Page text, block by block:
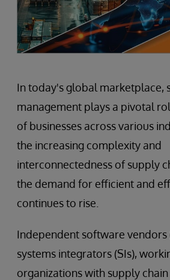
In today's global marketplace,
management plays a pivotal
of businesses across various
the increasing complexity and
interconnectedness of supply
the demand for efficient and
continues to rise.
Independent software vendors
systems integrators (SIs),
organizations with supply